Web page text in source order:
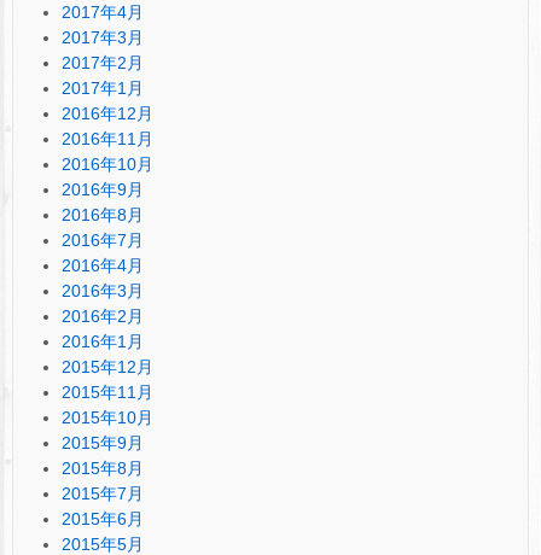
2017年4月
2017年3月
2017年2月
2017年1月
2016年12月
2016年11月
2016年10月
2016年9月
2016年8月
2016年7月
2016年4月
2016年3月
2016年2月
2016年1月
2015年12月
2015年11月
2015年10月
2015年9月
2015年8月
2015年7月
2015年6月
2015年5月